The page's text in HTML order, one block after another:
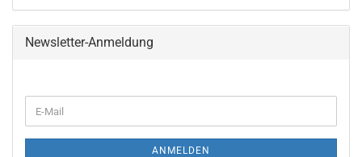
Newsletter-Anmeldung
ZUR
E-
Mail
ANMELDEN